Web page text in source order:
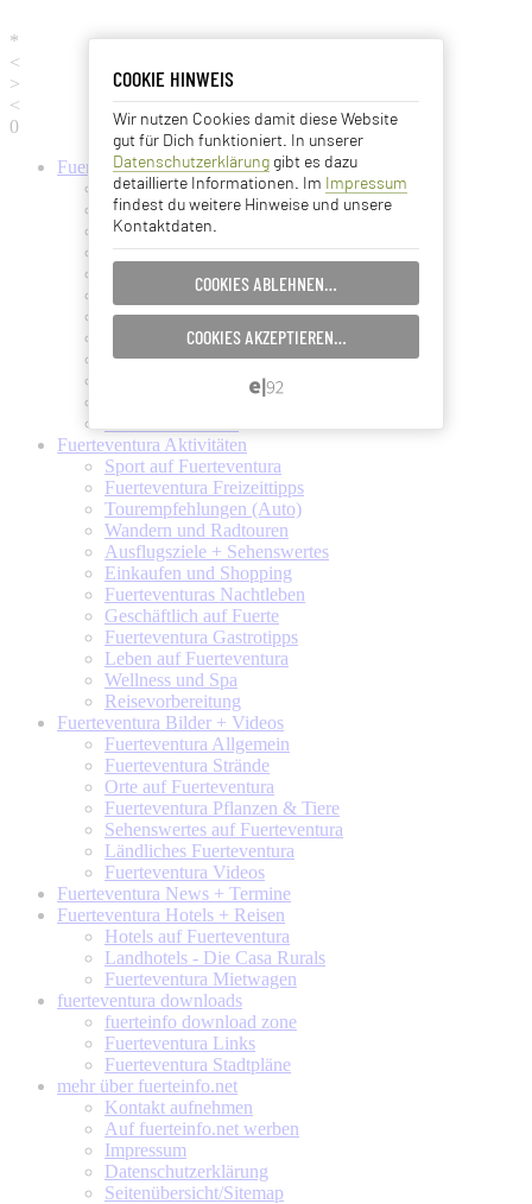
COOKIE HINWEIS
Wir nutzen Cookies damit diese Website
gut für Dich funktioniert. In unserer
Datenschutzerklärung gibt es dazu
detaillierte Informationen. Im Impressum
findest du weitere Hinweise und unsere
Kontaktdaten.
COOKIES ABLEHNEN…
COOKIES AKZEPTIEREN…
Essentielle Cookies
Analyse Cookies
EINSTELLUNGEN SPEICHERN…
ABBRECHEN…
*
<
>
<
0
FuerteventuraInformationen
Fuerteventura (Startseite)
Fuerteventura Wetter + Klima
Ortschaften auf Fuerteventura
Strände auf Fuerteventura
Pflanzen und Tiere auf Fuerte
Fuertes Kunst und Kultur
Verkehrsmittel (Taxi, Bus, Fähre)
Flughafen Fuerteventura
Ämter und Services auf Fuerte
Essen und Trinken auf Fuerte
Ärzte auf Fuerteventura
Fuerteventura Aktivitäten
Sport auf Fuerteventura
Fuerteventura Freizeittipps
Tourempfehlungen (Auto)
Wandern und Radtouren
Ausflugsziele + Sehenswertes
Einkaufen und Shopping
Fuerteventuras Nachtleben
Geschäftlich auf Fuerte
Fuerteventura Gastrotipps
Leben auf Fuerteventura
Wellness und Spa
Reisevorbereitung
Fuerteventura Bilder + Videos
Fuerteventura Allgemein
Fuerteventura Strände
Orte auf Fuerteventura
Fuerteventura Pflanzen & Tiere
Sehenswertes auf Fuerteventura
Ländliches Fuerteventura
Fuerteventura Videos
Fuerteventura News + Termine
Fuerteventura Hotels + Reisen
Hotels auf Fuerteventura
Landhotels - Die Casa Rurals
Fuerteventura Mietwagen
fuerteventura downloads
fuerteinfo download zone
Fuerteventura Links
Fuerteventura Stadtpläne
mehr über fuerteinfo.net
Kontakt aufnehmen
Auf fuerteinfo.net werben
Impressum
Datenschutzerklärung
Seitenübersicht/Sitemap